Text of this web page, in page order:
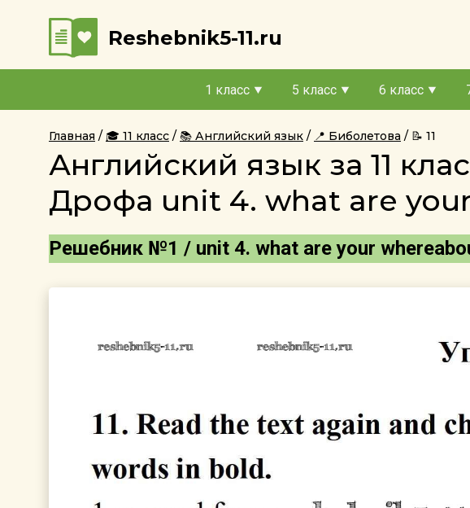
Reshebnik5-11.ru
1 класс 5 класс 6 класс
Главная 🎓 11 класс 📚 Английский язык 📍 Биболетова 📝 11
Английский язык за 11
Дрофа unit 4. what are your
Решебник №1 / unit 4. what are your